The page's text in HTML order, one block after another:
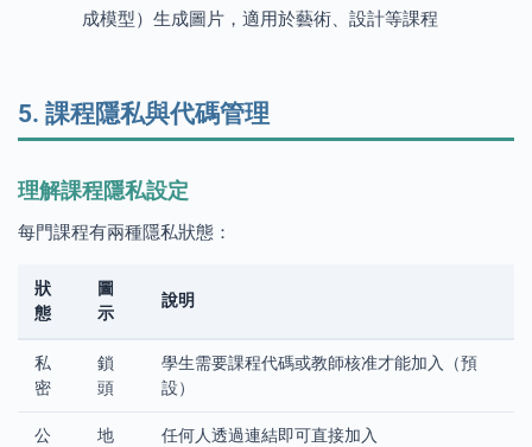
成模型）生成圖片，適用於藝術、設計等課程
5. 課程隱私與代碼管理
理解課程隱私設定
每門課程有兩種隱私狀態：
狀
態
圖
示
說明
私
密
鎖
頭
學生需要課程代碼或教師核准才能加入（預
設）
公
地
任何人透過連結即可直接加入